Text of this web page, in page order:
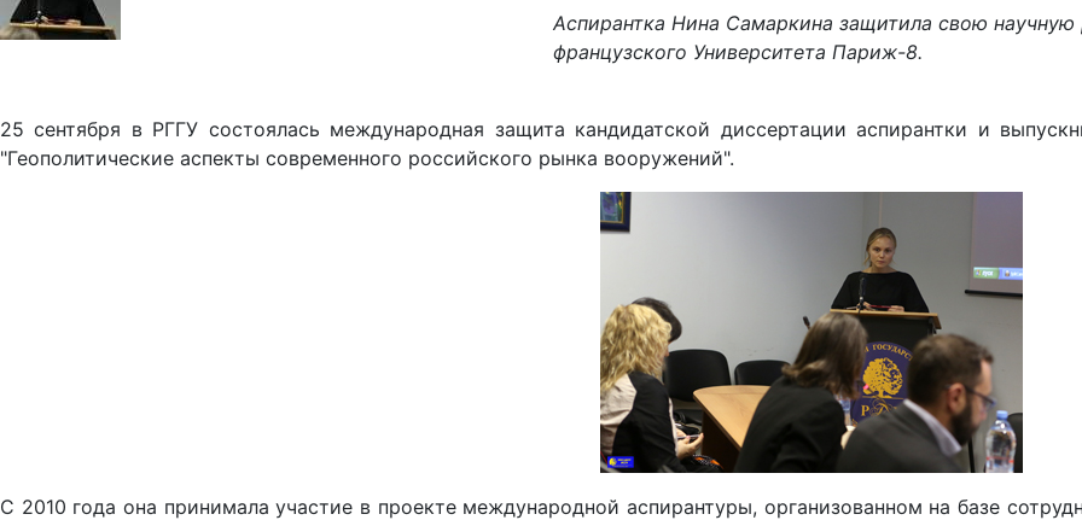
Аспирантка Нина Самаркина защитила свою
французского Университета Париж-8.
25 сентября в РГГУ состоялась международная защита кандидатской диссертации аспирантки и
"Геополитические аспекты современного российского рынка вооружений".
С 2010 года она принимала участие в проекте международной аспирантуры, организованном на базе